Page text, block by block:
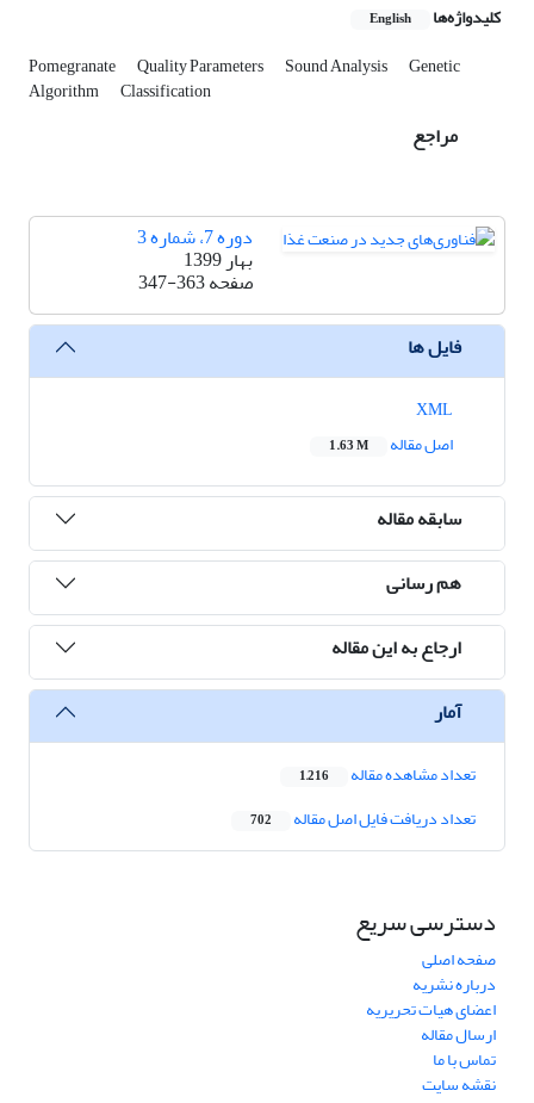
کلیدواژه‌ها English
Pomegranate Quality Parameters Sound Analysis Genetic
Algorithm Classification
مراجع
دوره 7، شماره 3
بهار 1399
صفحه347-363
فایل ها
اصل مقاله
1.63 M
سابقه مقاله
هم رسانی
ارجاع به این مقاله
آمار
تعداد مشاهده مقاله 1,216
تعداد دریافت فایل اصل مقاله 702
دسترسی سریع
صفحه اصلی
درباره نشریه
اعضای هیات تحریریه
ارسال مقاله
تماس با ما
نقشه سایت